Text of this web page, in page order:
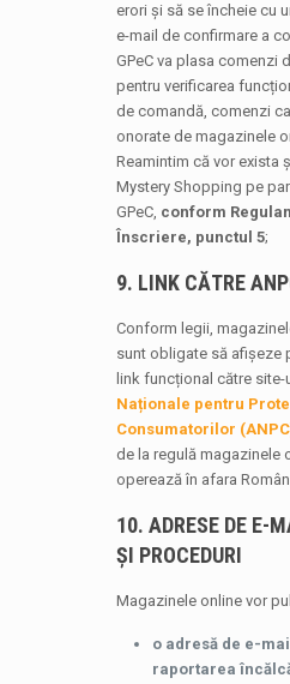
erori și să se încheie cu
e-mail de confirmare a
GPeC va plasa comenzi
pentru verificarea
de comandă, comenzi
onorate de magazinele
Reamintim că vor exista
Mystery Shopping pe
GPeC, conform
Înscriere, punctul 5;
9. LINK CĂTRE
Conform legii,
sunt obligate să afișeze
link funcțional către site-
Naționale pentru
Consumatorilor
de la regulă magazinele
operează în afara
10. ADRESE DE E-
ȘI PROCEDURI
Magazinele online vor
o adresă de e-
raportarea